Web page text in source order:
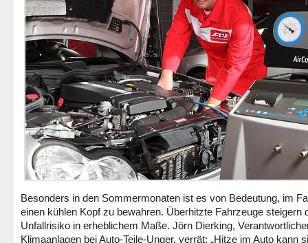
Besonders in den Sommermonaten ist es von Bedeutung, im
einen kühlen Kopf zu bewahren. Überhitzte Fahrzeuge steigern
Unfallrisiko in erheblichem Maße. Jörn Dierking,
Klimaanlagen bei Auto-Teile-Unger, verrät: „Hitze im Auto kann